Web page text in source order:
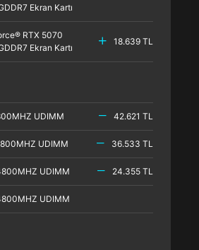
Ekran Kartı
RTX 5070
Ekran Kartı
18.639 TL
UDIMM 42.621 TL
UDIMM 36.533 TL
UDIMM 24.355 TL
UDIMM